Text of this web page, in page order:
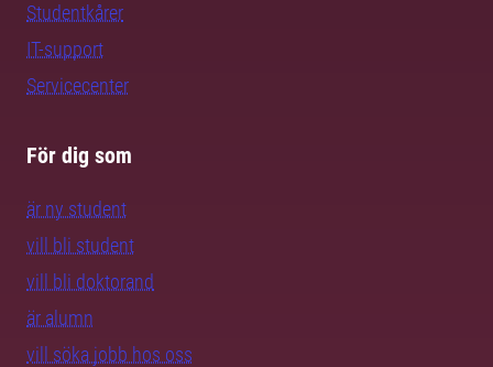
Studentkårer
IT-support
Servicecenter
För dig som
är ny student
vill bli student
vill bli doktorand
är alumn
vill söka jobb hos oss